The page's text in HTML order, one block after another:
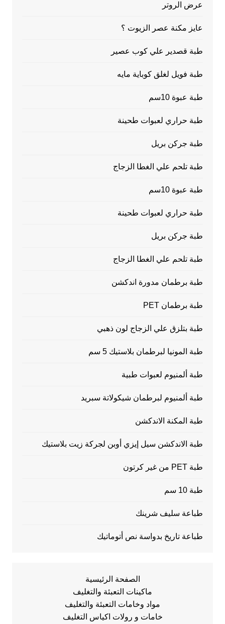
عرض الروتر
عايز مكنة عصر الزيوت ؟
طبة قصدير علي كوب عصير
طبة فويل لغلق كوباية مايه
طبة عبوة 10سم
طبة حراري لعبوات طحينة
طبة جركن بريل
طبة تلحم علي الغطا الزجاج
طبة عبوة 10سم
طبة حراري لعبوات طحينة
طبة جركن بريل
طبة تلحم علي الغطا الزجاج
طبة برطمان مدورة اندكشن
طبة برطمان PET
طبة بتلزق علي الزجاج لون ذهبي
طبة المونيا لبرطمان بلاستيك 5 سم
طبة ألمنيوم لعبوات طبية
طبة ألمنيوم لبرطمان شيكولاتة سبريد
طبة المكنة الاندكشن
طبة الاندكشن سيل إيزي أوبن لجركة زيت بلاستيك
طبة PET من غير كرتون
طبة 10 سم
طباعة سليف شرينك
طباعة تاريخ بدواسة نص أتوماتيك
الصفحة الرئيسية
ماكينات التعبئة والتغليف
مواد وخامات التعبئة والتغليف
خامات و رولات اكياس التغليف